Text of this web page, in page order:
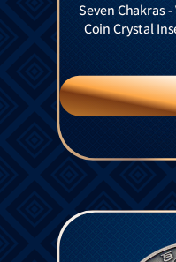
Seven Chakras
Coin Crystal